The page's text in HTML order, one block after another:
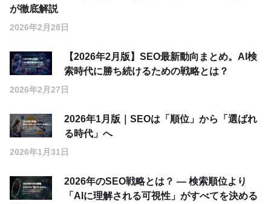
が徹底解説
2026年2月28日
【2026年2月版】SEO最新動向まとめ。AI検
索時代に勝ち続けるための戦略とは？
2026年2月27日
2026年1月版｜SEOは「順位」から「選ばれ
る時代」へ
2026年1月31日
2026年のSEO戦略とは？ ― 検索順位より
「AIに理解される可視性」がすべてを決める